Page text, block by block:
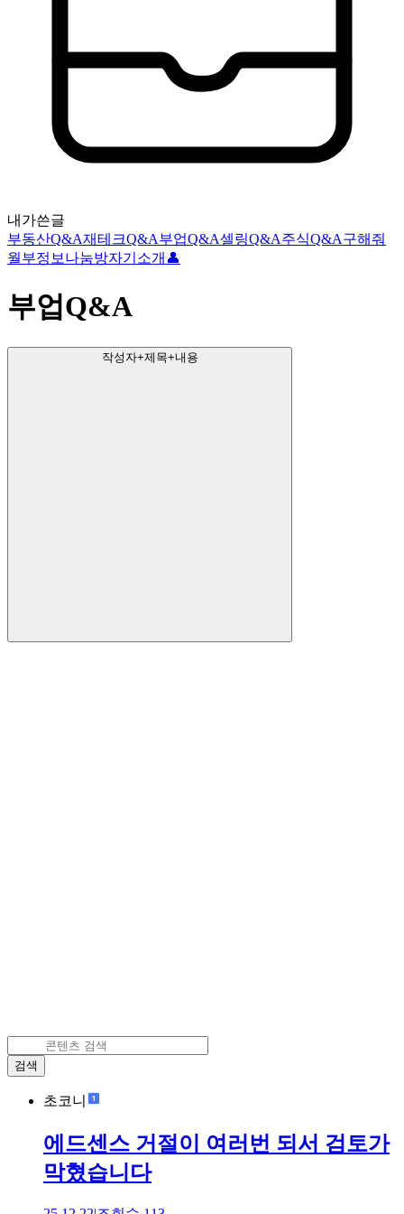
내가쓴글
부동산Q&A재테크Q&A부업Q&A셀링Q&A주식Q&A구해줘
월부정보나눔방자기소개👤
부업Q&A
작성자+제목+내용
검색
초코니
에드센스 거절이 여러번 되서 검토가
막혔습니다